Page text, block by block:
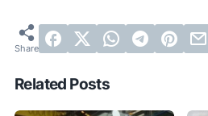
Related Posts